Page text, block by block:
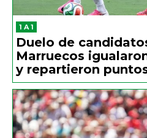
1 A 1
Duelo de
Marruecos
y repartieron